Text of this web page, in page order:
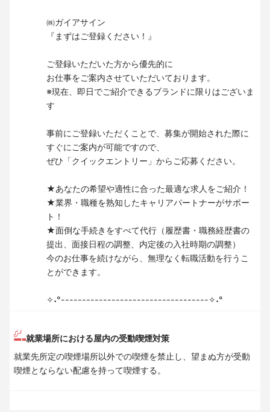
㈱ガイアサイン
『まずはご登録ください！』
ご登録いただいた方から優先的に
お仕事をご案内させていただいております。
※現在、即日でご紹介できるブランドに限りはございま
す
事前にご登録いただくことで、募集が開始された際に
すぐにご案内が可能ですので、
ぜひ「クイックエントリー」からご応募ください。
★あなたの希望や適性に合った最適な求人をご紹介！
★業界・職種を熟知したキャリアパートナーがサポー
ト！
★面倒な手続きをすべて代行（履歴書・職務経歴書の
提出、面接日程の調整、内定後の入社時期の調整）
今のお仕事を続けながら、無理なく転職活動を行うこ
とができます。
✧˖°-----------------------------------✧˖°
就業場所における屋内の受動喫煙対策
就業先所定の喫煙場所以外での喫煙を禁止し、望まぬ方が受動
喫煙とならない配慮を持って喫煙する。